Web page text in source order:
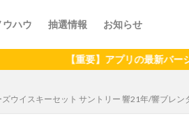
ウハウ 抽選情報 お知らせ
【重要】アプリの最新バージョンへ
ズウイスキーセット サントリー 響21年/響ブレ